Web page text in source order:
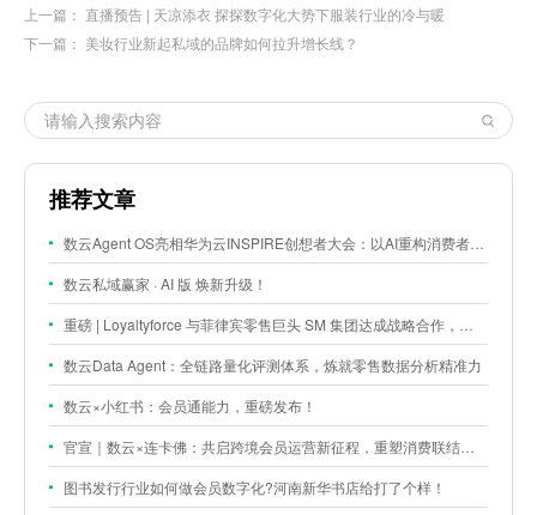
上一篇： 直播预告 | 天凉添衣 探探数字化大势下服装行业的冷与暖
下一篇： 美妆行业新起私域的品牌如何拉升增长线？
推荐文章
数云Agent OS亮相华为云INSPIRE创想者大会：以AI重构消费者运营与零售营销新范式
数云私域赢家 · AI 版 焕新升级！
重磅 | Loyaltyforce 与菲律宾零售巨头 SM 集团达成战略合作，携手开启 SMAC 会员数智化运营新征程
数云Data Agent：全链路量化评测体系，炼就零售数据分析精准力
数云×小红书：会员通能力，重磅发布！
官宣｜数云×连卡佛：共启跨境会员运营新征程，重塑消费联结新体验
图书发行行业如何做会员数字化?河南新华书店给打了个样！